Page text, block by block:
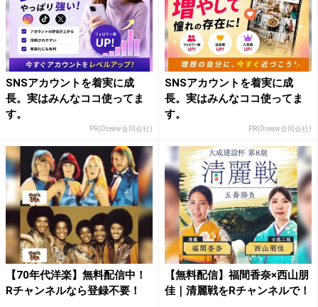
SNSアカウントを着実に成
長。実はみんなココ使ってま
す。
PR(Dreaw合同会社)
SNSアカウントを着実に成
長。実はみんなココ使ってま
す。
PR(Dreaw合同会社)
【70年代洋楽】無料配信中！
Rチャンネルなら登録不要！
【無料配信】福間香奈×西山朋
佳｜清麗戦をRチャンネルで！